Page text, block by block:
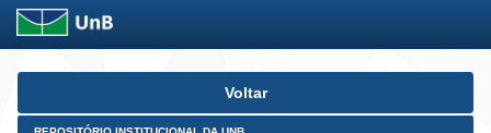
Skip
Voltar